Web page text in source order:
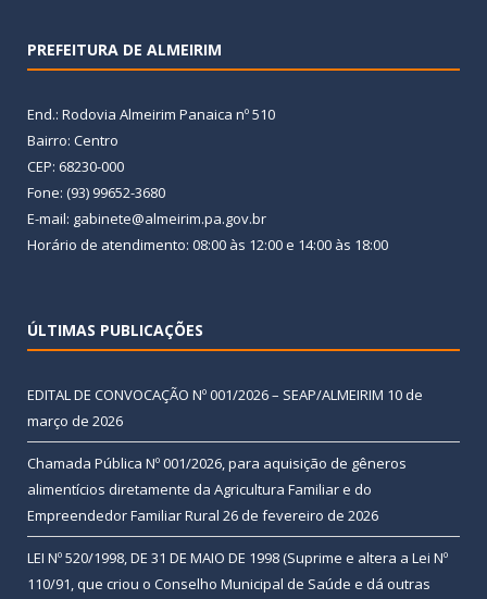
PREFEITURA DE ALMEIRIM
End.: Rodovia Almeirim Panaica nº 510
Bairro: Centro
CEP: 68230-000
Fone: (93) 99652-3680
E-mail: gabinete@almeirim.pa.gov.br
Horário de atendimento: 08:00 às 12:00 e 14:00 às 18:00
ÚLTIMAS PUBLICAÇÕES
EDITAL DE CONVOCAÇÃO Nº 001/2026 – SEAP/ALMEIRIM 10 de
março de 2026
Chamada Pública Nº 001/2026, para aquisição de gêneros
alimentícios diretamente da Agricultura Familiar e do
Empreendedor Familiar Rural 26 de fevereiro de 2026
LEI Nº 520/1998, DE 31 DE MAIO DE 1998 (Suprime e altera a Lei Nº
110/91, que criou o Conselho Municipal de Saúde e dá outras